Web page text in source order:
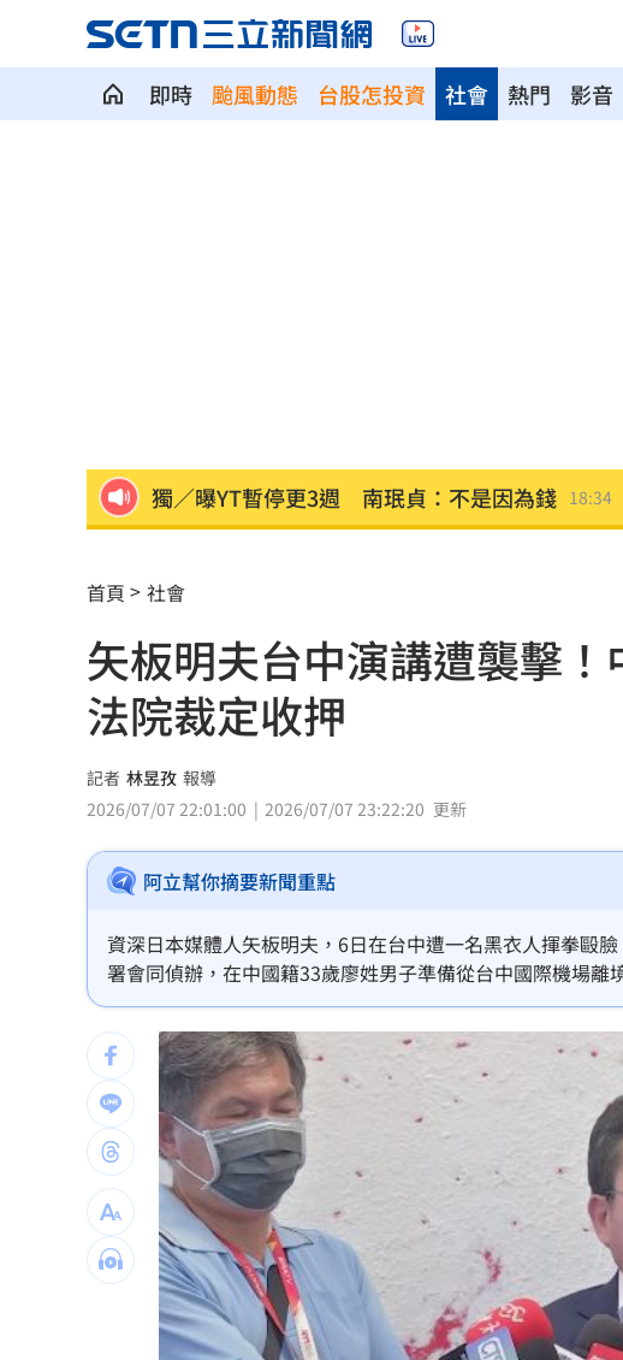
即時 颱風動態 台股怎投資 熱門 影音
社會
李李仁慶祝父親節！合體大尾油土伯網看傻 18:33
傳與女員工婚外情助升遷 FIFA主席回應了
台灣高中生超神！這賽事拿下1金2銀2銅 18:27
二伯衣印哈哈鄙卑 專家：別穿去日本被笑
向中國洩半導體機密 前SK海力士員工慘了
戰疫苗！他再批蔣萬安：神也是你鬼也是你
基隆房仲淹水控回覆不實 公所：門牌誤會
星二代闖好聲音挨轟 歌手親姊心疼發聲了 18:13
42歲情色片女星閃嫁 對象是前職棒投手 18:12
波克夏出手 砸百億美元投資Alphabet
黃仁勳告白喜歡華莎！她尬稱：不知他是誰 18:10
風大雨大沒放假？她轟蔣萬安用1句話卸責 18:09
台灣彩券開獎直播中 20:31
LIVE三立+24小時直播 15:27
首頁 社會
矢板明夫台中演講遭襲擊
法院裁定收押
記者 林昱孜 報導
2026/07/07 22:01:00
2026/07/07 23:22:20 更新
阿立幫你摘要新聞重點
資深日本媒體人矢板明夫，6日在台中遭一名黑衣人揮拳毆
署會同偵辦，在中國籍33歲廖姓男子準備從台中國際機場
向法院提出聲押獲准。